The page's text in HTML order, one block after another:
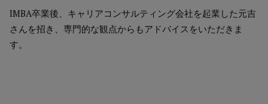
IMBA卒業後、キャリアコンサルティング会社を起業した元吉
さんを招き、専門的な観点からもアドバイスをいただきま
す。